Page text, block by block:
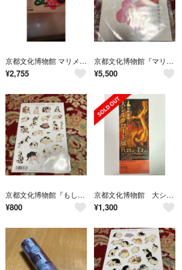
京都文化博物館 マリメッコ展
¥2,755
京都文化博物館『マリメッコ展〜模様のちから』図録
¥5,500
京都文化博物館『もしも猫展』(歌川国芳)［猫］シール
¥800
京都文化博物館 大シルクロード展 招待券 1枚
¥1,300